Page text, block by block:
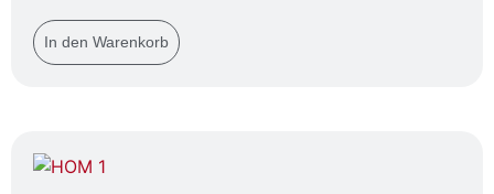
In den Warenkorb